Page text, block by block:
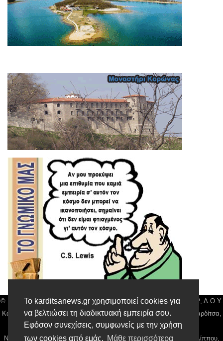
Το karditsanews.gr χρησιμοποιεί cookies για
να βελτιώσει τη διαδικτυακή εμπειρία σου.
Εφόσον συνεχίσεις, συμφωνείς με την χρήση
των cookies από εμάς. Μάθε περισσότερα
© Karditsa News | Διακριτικός Τίτλος: Orion Media, ΑΦΜ: 043750542, Δ.Ο.Υ:
Καρδίτσας, Αρ. Γεμή: 018804431000, Δ/νση: Διάκου 10 τ.κ 43132 Καρδίτσα,
Τηλ: 24410 42500, email:news@karditsanews.gr.
Νόμιμος Εκπρόσωπος, Ιδιοκτήτης και Διαχειριστής: Παναγιώτης Φιλίππου,